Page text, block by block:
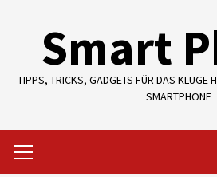
contentSmart
TIPPS, TRICKS, GADGETS FÜR DAS KLUGE
SMARTPHONE
Menu